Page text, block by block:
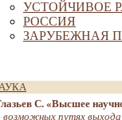
УСТОЙЧИВОЕ
РОССИЯ
ЗАРУБЕЖНАЯ
С. «Высшее
возможных путях выхода